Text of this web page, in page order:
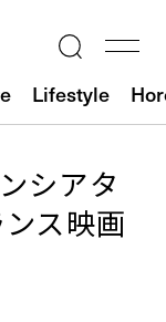
Lifestyle
シアタ
ス映画